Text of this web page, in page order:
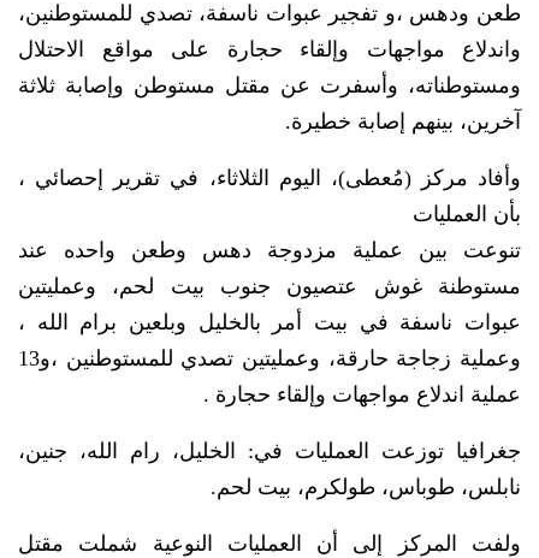
طعن ودهس ،و تفجير عبوات ناسفة، تصدي للمستوطنين،
واندلاع مواجهات وإلقاء حجارة على مواقع الاحتلال
ومستوطناته، وأسفرت عن مقتل مستوطن وإصابة ثلاثة
آخرين، بينهم إصابة خطيرة.
وأفاد مركز (مُعطى)، اليوم الثلاثاء، في تقرير إحصائي ،
بأن العمليات
تنوعت بين عملية مزدوجة دهس وطعن واحده عند
مستوطنة غوش عتصيون جنوب بيت لحم، وعمليتين
عبوات ناسفة في بيت أمر بالخليل وبلعين برام الله ،
وعملية زجاجة حارقة، وعمليتين تصدي للمستوطنين ،و13
عملية اندلاع مواجهات وإلقاء حجارة .
جغرافيا توزعت العمليات في: الخليل، رام الله، جنين،
نابلس، طوباس، طولكرم، بيت لحم.
ولفت المركز إلى أن العمليات النوعية شملت مقتل